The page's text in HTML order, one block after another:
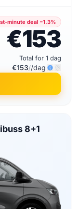
minute deal −1.3%
€153
Total for 1 dag
€153//dag
8+1